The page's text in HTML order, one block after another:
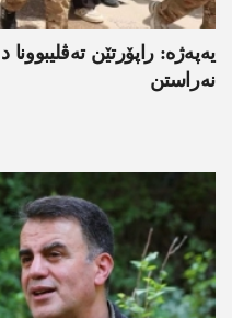
یەپەژە: راپۆرتێن تەڤلیبوونا
نەراستن